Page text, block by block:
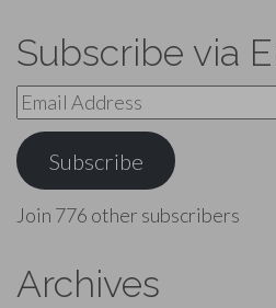
Subscribe via
Email
Address
Subscribe
Join 776 other subscribers
Archives